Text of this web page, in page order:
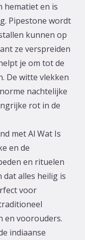
hematiet en is
Pipestone wordt
kunnen op
ze verspreiden
je om tot de
De witte vlekken
nachtelijke
rot in de
met Al Wat Is
en de
en rituelen
dat alles heilig is
voor
en voorouders.
indiaanse